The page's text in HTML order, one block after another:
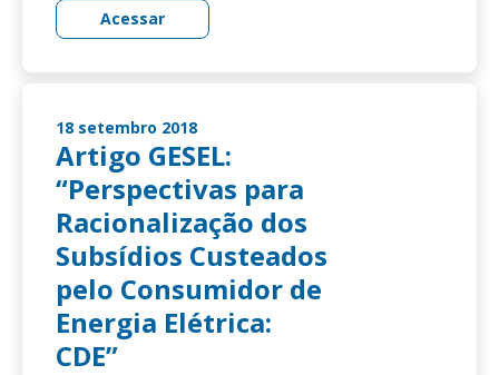
Acessar
18 setembro 2018
Artigo GESEL:
“Perspectivas para
Racionalização dos
Subsídios Custeados
pelo Consumidor de
Energia Elétrica:
CDE”